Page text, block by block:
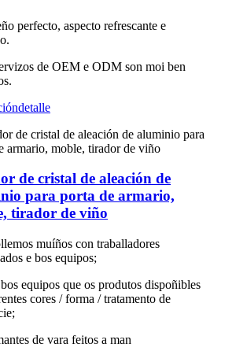
perfecto, aspecto refrescante e
de OEM e ODM son moi ben
detalle
de cristal de aleación de
para porta de armario,
tirador de viño
muíños con traballadores
e bos equipos;
equipos que os produtos dispoñibles
cores / forma / tratamento de
de vara feitos a man